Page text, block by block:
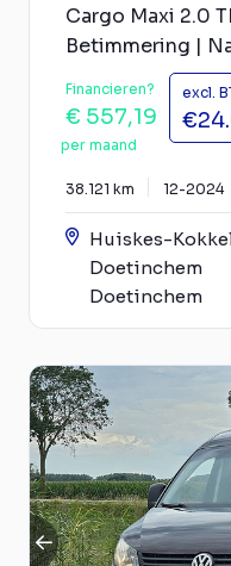
Cargo Maxi 2.0
Betimmering |
Financieren?
€ 557,19
per maand
excl.
38.121 km 12-2024
Huiskes-
Doetinchem
Doetinchem